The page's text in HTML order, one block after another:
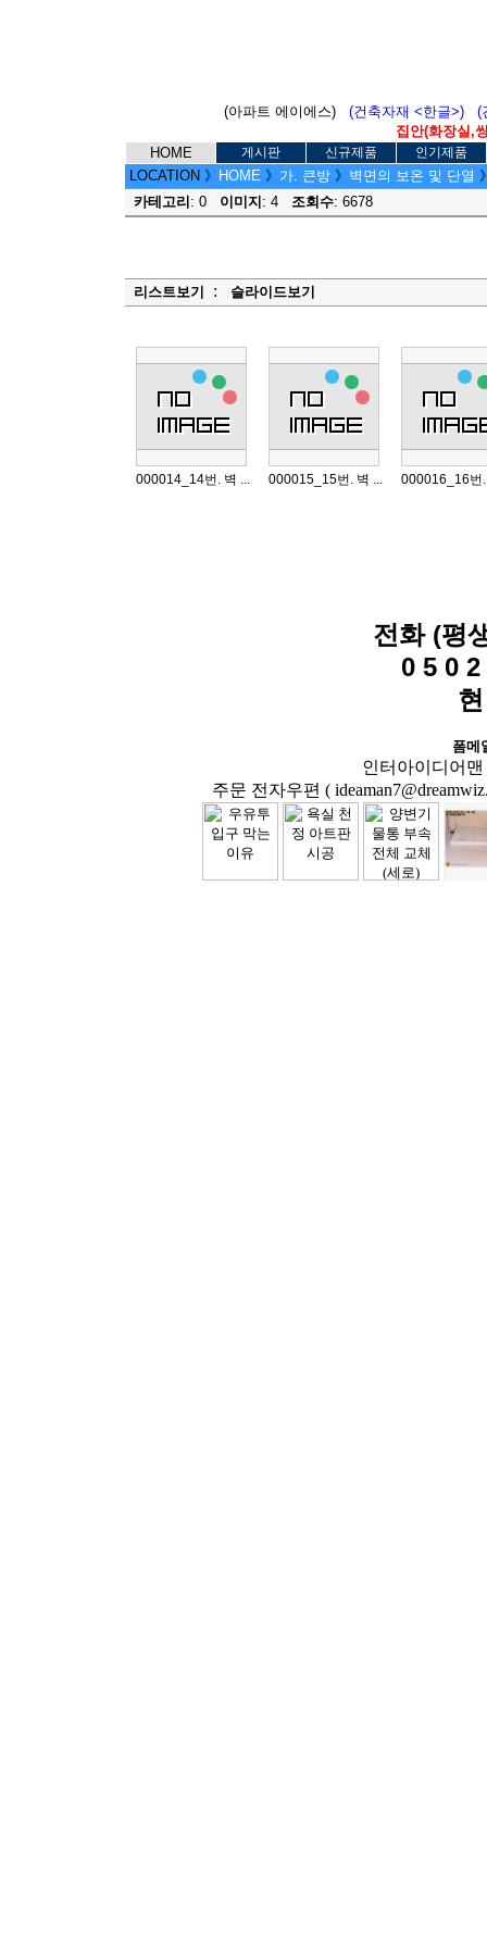
(아파트 에이에스) (건축자재 <한글>)
(
집안(화장실,
HOME
게시판 신규제품 인기제품
LOCATION 》 HOME 》 가. 큰방 》 벽면의 보온 및 단열
카테고리 : 0 이미지 : 4 조회수: 6678
리스트보기 : 슬라이드보기
000014_14번. 벽 ... 000015_15번. 벽 ... 000016_16번.
전화 (평
0 5 0
폼메
인터아이디어맨
주문 전자우편 (